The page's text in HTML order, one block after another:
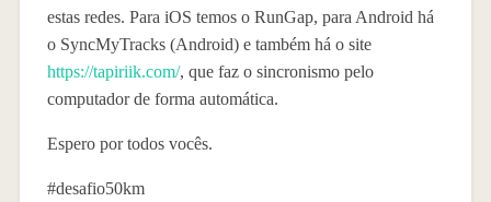
estas redes. Para iOS temos o RunGap, para Android há
o SyncMyTracks (Android) e também há o site
https://tapiriik.com/, que faz o sincronismo pelo
computador de forma automática.
Espero por todos vocês.
#desafio50km